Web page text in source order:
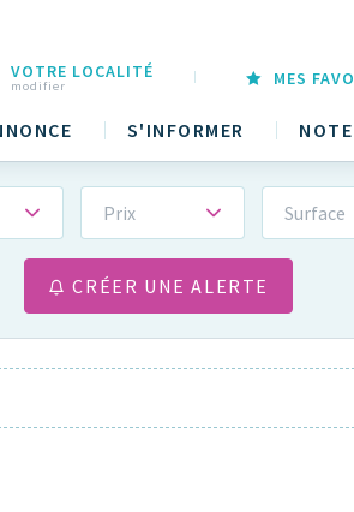
S'INFORMER
VOTRE LOCALITÉ
modifier MES
Prix Surface
CRÉER UNE ALERTE